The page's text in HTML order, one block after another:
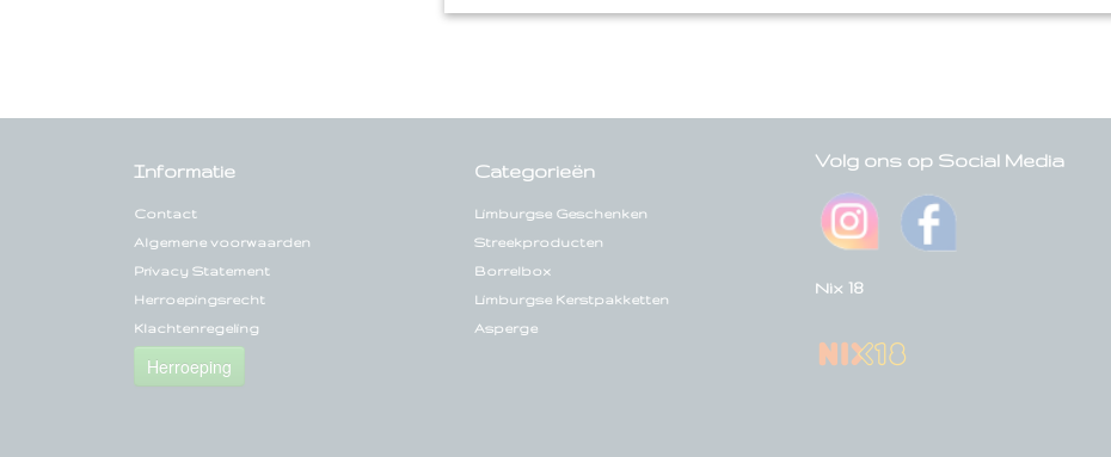
Informatie
Contact
Algemene voorwaarden
Privacy Statement
Herroepingsrecht
Klachtenregeling
Herroeping
Categorieën
Limburgse Geschenken
Streekproducten
Borrelbox
Limburgse Kerstpakketten
Asperge
Volg ons op Social Media
Nix 18